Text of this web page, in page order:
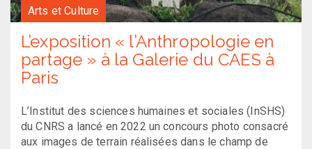
Arts et Culture
L’exposition « l’Anthropologie en
partage » à la Galerie du CAES à
Paris
L’Institut des sciences humaines et sociales (InSHS)
du CNRS a lancé en 2022 un concours photo consacré
aux images de terrain réalisées dans le champ de